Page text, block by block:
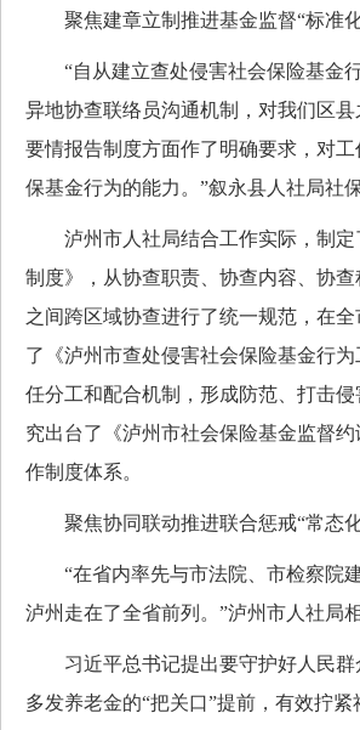
聚焦建章立制推进基金监督“标准
“自从建立查处侵害社会保险基金行
异地协查联络员沟通机制，对我们区
要情报告制度方面作了明确要求，对
保基金行为的能力。”叙永县人社局社
泸州市人社局结合工作实际，制定
制度》，从协查职责、协查内容、协
之间跨区域协查进行了统一规范，在
了《泸州市查处侵害社会保险基金行
任分工和配合机制，形成防范、打击
究出台了《泸州市社会保险基金监督
作制度体系。
聚焦协同联动推进联合惩戒“常态
“在省内率先与市法院、市检察院建
泸州走在了全省前列。”泸州市人社局
习近平总书记提出要守护好人民群
多发养老金的“把关口”提前，有效拧